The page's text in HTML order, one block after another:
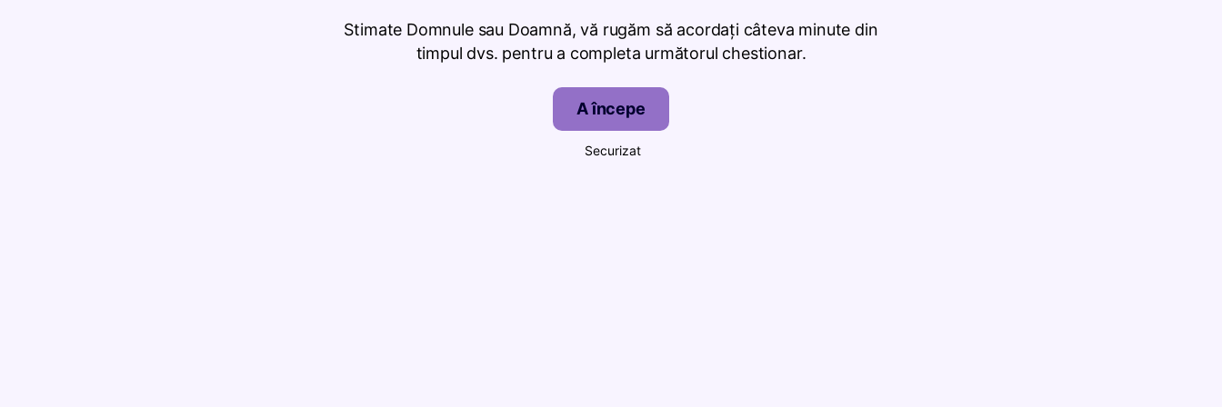
Stimate Domnule sau Doamnă, vă rugăm să acordați câteva minute din
timpul dvs. pentru a completa următorul chestionar.
A începe
Securizat